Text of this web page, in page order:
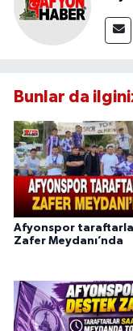
Bunlar da
Afyonspor
Zafer Meydanı’nda